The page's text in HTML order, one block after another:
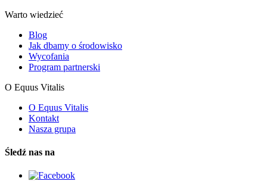
Warto wiedzieć
Blog
Jak dbamy o środowisko
Wycofania
Program partnerski
O Equus Vitalis
O Equus Vitalis
Kontakt
Nasza grupa
Śledź nas na